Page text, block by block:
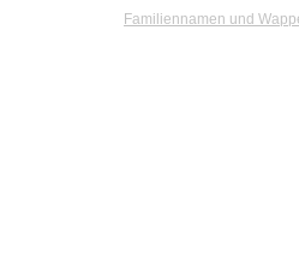
Familiennamen und